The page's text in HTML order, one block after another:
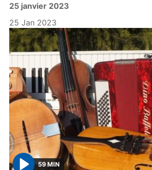
a
y
25 janvier 2023
25 Jan 2023
59 MIN